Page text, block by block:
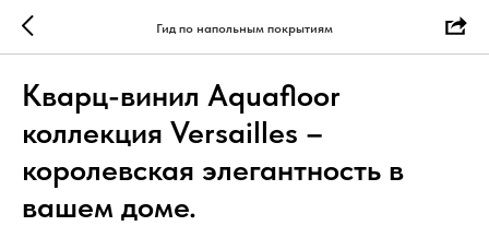
Гид по напольным покрытиям
Кварц-винил Aquafloor
коллекция Versailles –
королевская элегантность в
вашем доме.